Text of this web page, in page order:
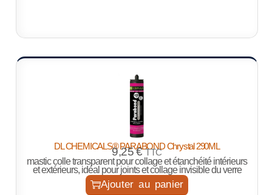
DL CHEMICALS® PARABOND Chrystal 290ML
9,25€ TTC
mastic colle transparent pour collage et étanchéité intérieurs
et extérieurs, idéal pour joints et collage invisible du verre
Ajouter au panier